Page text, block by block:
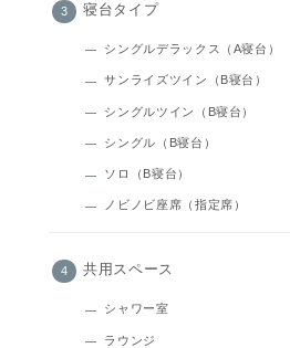
寝台タイプ
シングルデラックス（A寝台）
サンライズツイン（B寝台）
シングルツイン（B寝台）
シングル（B寝台）
ソロ（B寝台）
ノビノビ座席（指定席）
共用スペース
シャワー室
ラウンジ